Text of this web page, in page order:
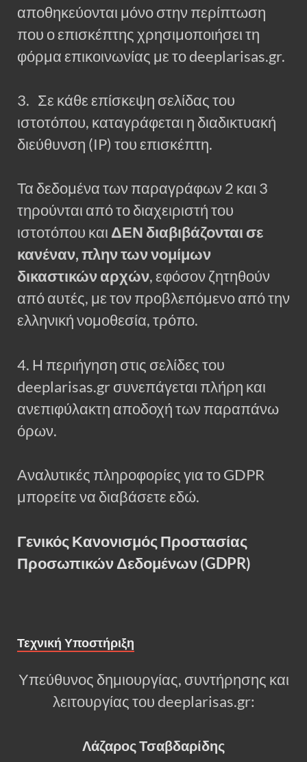
αποθηκεύονται μόνο στην περίπτωση
που ο επισκέπτης χρησιμοποιήσει τη
φόρμα επικοινωνίας με το deeplarisas.gr.
3. Σε κάθε επίσκεψη σελίδας του
ιστοτόπου, καταγράφεται η διαδικτυακή
διεύθυνση (IP) του επισκέπτη.
Τα δεδομένα των παραγράφων 2 και 3
τηρούνται από το διαχειριστή του
ιστοτόπου και ΔΕΝ διαβιβάζονται σε
κανέναν, πλην των νομίμων
δικαστικών αρχών, εφόσον ζητηθούν
από αυτές, με τον προβλεπόμενο από την
ελληνική νομοθεσία, τρόπο.
4. Η περιήγηση στις σελίδες του
deeplarisas.gr συνεπάγεται πλήρη και
ανεπιφύλακτη αποδοχή των παραπάνω
όρων.
Αναλυτικές πληροφορίες για το GDPR
μπορείτε να διαβάσετε εδώ.
Γενικός Κανονισμός Προστασίας
Προσωπικών Δεδομένων (GDPR)
Τεχνική Υποστήριξη
Υπεύθυνος δημιουργίας, συντήρησης και
λειτουργίας του deeplarisas.gr:
Λάζαρος Τσαβδαρίδης